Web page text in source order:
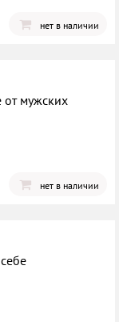
нет в наличии
от мужских
нет в наличии